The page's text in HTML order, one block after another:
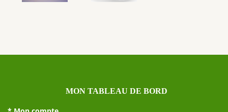
MON TABLEAU DE BORD